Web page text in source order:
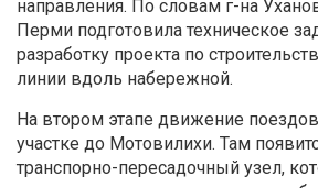
направления. По словам г-на
Перми подготовила техническое
разработку проекта по
линии вдоль набережной.
На втором этапе движение
участке до Мотовилихи. Там
транспорно-пересадочный узел,